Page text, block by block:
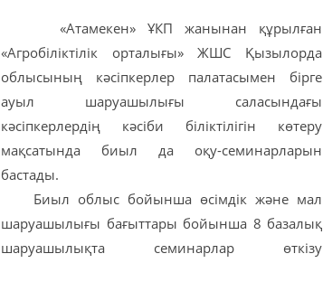
«Атамекен» ҰКП жанынан құрылған
«Агробіліктілік орталығы» ЖШС Қызылорда
облысының кәсіпкерлер палатасымен бірге
ауыл шаруашылығы саласындағы
кәсіпкерлердің кәсіби біліктілігін көтеру
мақсатында биыл да оқу-семинарларын
бастады.
Биыл облыс бойынша өсімдік және мал
шаруашылығы бағыттары бойынша 8 базалық
шаруашылықта семинарлар өткізу